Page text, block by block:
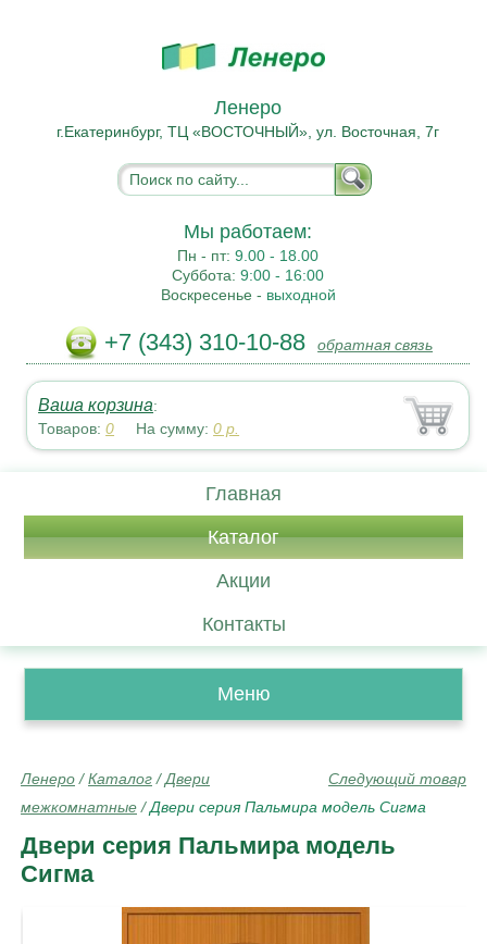
Ленеро
г.Екатеринбург, ТЦ «ВОСТОЧНЫЙ», ул. Восточная, 7г
Мы работаем:
Пн - пт:9.00 - 18.00
Суббота:9:00 - 16:00
Воскресенье - выходной
+7 (343) 310-10-88 обратная связь
Ваша корзина:
Товаров:0 На сумму:0 р.
Главная
Каталог
Акции
Контакты
Меню
Следующий товар
Ленеро /Каталог /Двери
межкомнатные /Двери серия Пальмира модель Сигма
Двери серия Пальмира модель
Сигма